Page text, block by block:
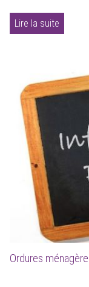
Lire la suite
Ordures